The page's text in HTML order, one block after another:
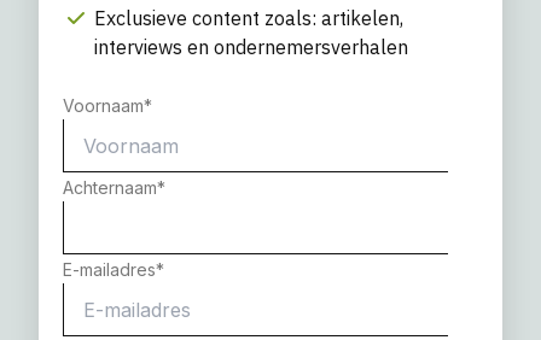
Exclusieve content zoals: artikelen,
interviews en ondernemersverhalen
Voornaam*
Achternaam*
E-mailadres*